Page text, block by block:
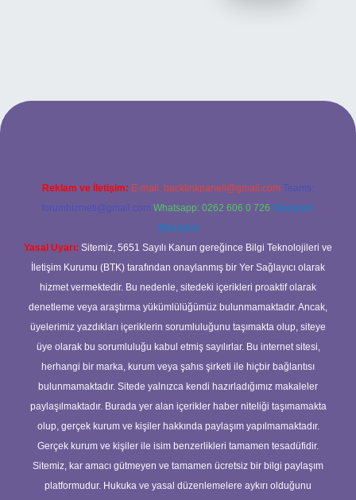
Reklam ve İletişim: E-mail: backlinkpaneli@gmail.com Teams:
forumhizmeti@gmail.com Whatsapp: 0262 606 0 726 Telegram:
@karabul
Yasal Uyarı: Sitemiz, 5651 Sayılı Kanun gereğince Bilgi Teknolojileri ve
İletişim Kurumu (BTK) tarafından onaylanmış bir Yer Sağlayıcı olarak
hizmet vermektedir. Bu nedenle, sitedeki içerikleri proaktif olarak
denetleme veya araştırma yükümlülüğümüz bulunmamaktadır. Ancak,
üyelerimiz yazdıkları içeriklerin sorumluluğunu taşımakta olup, siteye
üye olarak bu sorumluluğu kabul etmiş sayılırlar. Bu internet sitesi,
herhangi bir marka, kurum veya şahıs şirketi ile hiçbir bağlantısı
bulunmamaktadır. Sitede yalnızca kendi hazırladığımız makaleler
paylaşılmaktadır. Burada yer alan içerikler haber niteliği taşımamakta
olup, gerçek kurum ve kişiler hakkında paylaşım yapılmamaktadır.
Gerçek kurum ve kişiler ile isim benzerlikleri tamamen tesadüfidir.
Sitemiz, kar amacı gütmeyen ve tamamen ücretsiz bir bilgi paylaşım
platformudur. Hukuka ve yasal düzenlemelere aykırı olduğunu